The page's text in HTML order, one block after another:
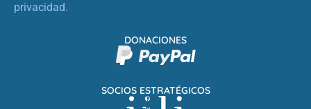
privacidad.
SOCIOS ESTRATÉGICOS
DONACIONES